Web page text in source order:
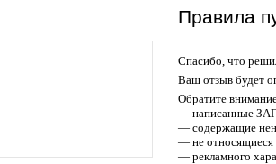
Правила
Спасибо, что
Ваш отзыв будет
Обратите
— написанные
— содержащие
— не относящиеся
— рекламного